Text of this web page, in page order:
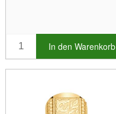
In den Warenkorb